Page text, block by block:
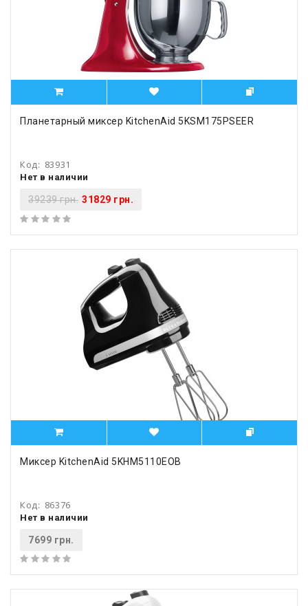
Планетарный миксер KitchenAid 5KSM175PSEER
Код: 83931
Нет в наличии
39239 грн. 31829 грн.
Миксер KitchenAid 5KHM5110EOB
Код: 86376
Нет в наличии
7699 грн.